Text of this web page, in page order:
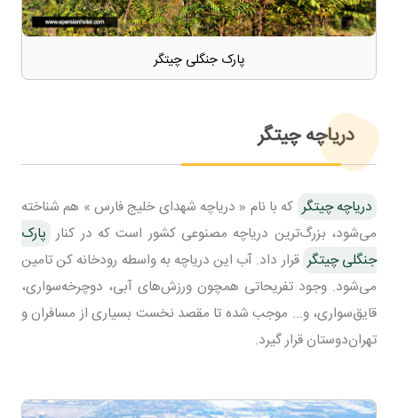
پارک جنگلی چیتگر
دریاچه چیتگر
دریاچه چیتگر که با نام « دریاچه شهدای خلیج فارس » هم شناخته
می‌شود، بزرگ‌ترین دریاچه مصنوعی کشور است که در کنار پارک
جنگلی چیتگر قرار داد. آب این دریاچه به واسطه رودخانه کن تامین
می‌شود. وجود تفریحاتی همچون ورزش‌های آبی، دوچرخه‌سواری،
قایق‌سواری، و... موجب شده تا مقصد نخست بسیاری از مسافران و
تهران‌دوستان قرار گیرد.